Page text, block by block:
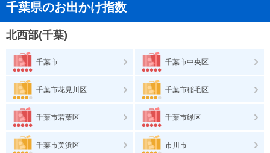
千葉県のお出かけ指数
北西部(千葉)
千葉市 千葉市中央区
千葉市花見川区 千葉市稲毛区
千葉市若葉区 千葉市緑区
千葉市美浜区 市川市